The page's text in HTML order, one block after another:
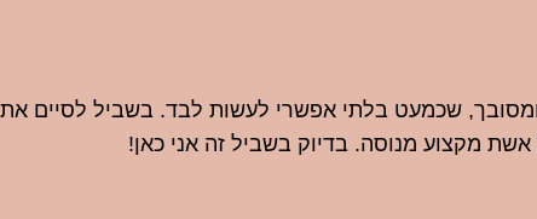
ומסובך, שכמעט בלתי אפשרי לעשות לבד. בשביל לסיים
מקצוע מנוסה. בדיוק בשביל זה אני כאן!